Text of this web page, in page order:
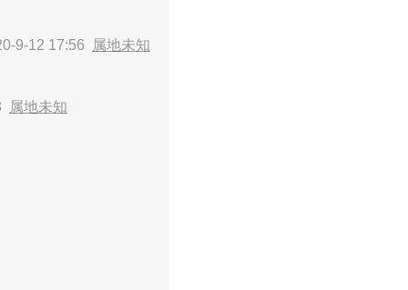
9-12 17:56 属地未知
属地未知